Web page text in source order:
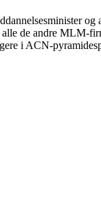
og
de andre MLM-
i ACN-